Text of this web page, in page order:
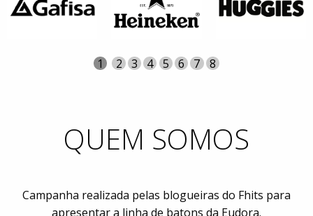
Página
Atual
1 Página
2 Página
3 Página
4 Página
5 Página
6 Página
7 Página
8
QUEM SOMOS
Campanha realizada pelas blogueiras do Fhits para
apresentar a linha de batons da Eudora.